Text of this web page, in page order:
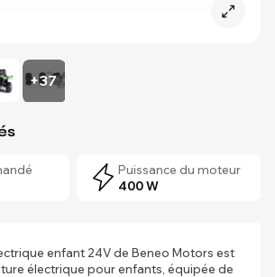
+37
Puissance du moteur
400 W
enfant 24V de Beneo Motors est
électrique pour enfants, équipée de